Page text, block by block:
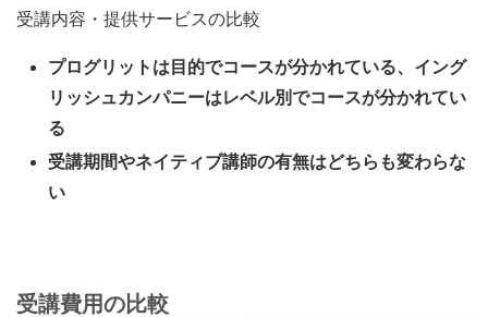
受講内容・提供サービスの比較
プログリットは目的でコースが分かれている、イング
リッシュカンパニーはレベル別でコースが分かれてい
る
受講期間やネイティブ講師の有無はどちらも変わらな
い
受講費用の比較